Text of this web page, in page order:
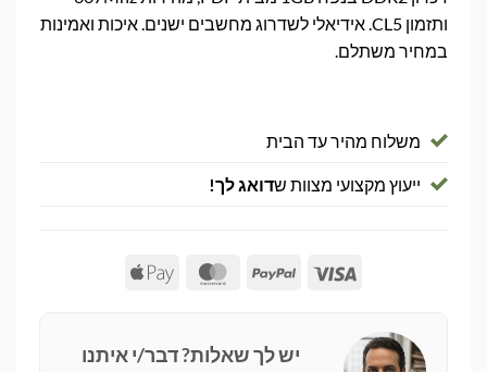
ותזמון CL5. אידיאלי לשדרוג מחשבים ישנים. איכות ואמינות
במחיר משתלם.
משלוח מהיר עד הבית
ייעוץ מקצועי מצוות שדואג לך!
Visa
PayPal
MasterCard
Apple
יש לך שאלות? דבר/י איתנו